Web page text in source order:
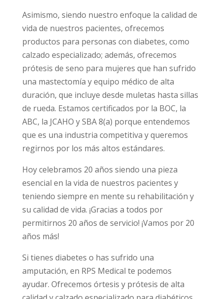
Asimismo, siendo nuestro enfoque la calidad de
vida de nuestros pacientes, ofrecemos
productos para personas con diabetes, como
calzado especializado; además, ofrecemos
prótesis de seno para mujeres que han sufrido
una mastectomía y equipo médico de alta
duración, que incluye desde muletas hasta sillas
de rueda. Estamos certificados por la BOC, la
ABC, la JCAHO y SBA 8(a) porque entendemos
que es una industria competitiva y queremos
regirnos por los más altos estándares.
Hoy celebramos 20 años siendo una pieza
esencial en la vida de nuestros pacientes y
teniendo siempre en mente su rehabilitación y
su calidad de vida. ¡Gracias a todos por
permitirnos 20 años de servicio! ¡Vamos por 20
años más!
Si tienes diabetes o has sufrido una
amputación, en RPS Medical te podemos
ayudar. Ofrecemos órtesis y prótesis de alta